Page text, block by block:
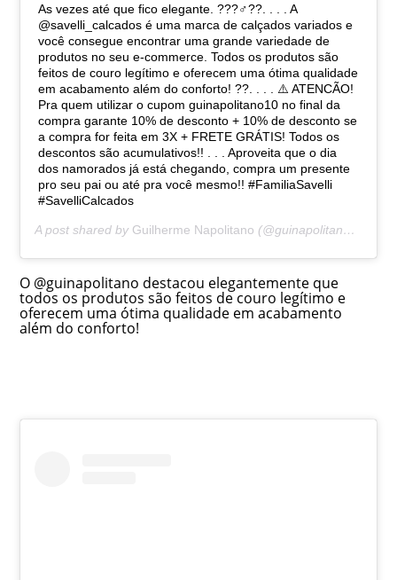
As vezes até que fico elegante. ???‍♂️??. . . . A
@savelli_calcados é uma marca de calçados variados e
você consegue encontrar uma grande variedade de
produtos no seu e-commerce. Todos os produtos são
feitos de couro legítimo e oferecem uma ótima qualidade
em acabamento além do conforto! ??. . . . ⚠️ ATENCÃO!
Pra quem utilizar o cupom guinapolitano10 no final da
compra garante 10% de desconto + 10% de desconto se
a compra for feita em 3X + FRETE GRÁTIS! Todos os
descontos são acumulativos!! . . . Aproveita que o dia
dos namorados já está chegando, compra um presente
pro seu pai ou até pra você mesmo!! #FamiliaSavelli
#SavelliCalcados
A post shared by Guilherme Napolitano (@guinapolitano) on
O @guinapolitano destacou elegantemente que
todos os produtos são feitos de couro legítimo e
oferecem uma ótima qualidade em acabamento
além do conforto!